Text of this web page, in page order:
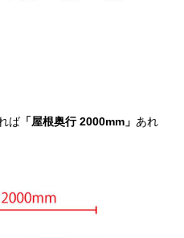
ば「屋根奥行 2000mm」 あれ